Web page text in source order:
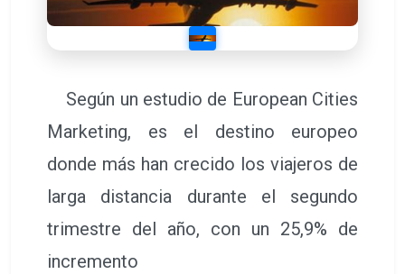
Según un estudio de European Cities
Marketing, es el destino europeo
donde más han crecido los viajeros de
larga distancia durante el segundo
trimestre del año, con un 25,9% de
incremento